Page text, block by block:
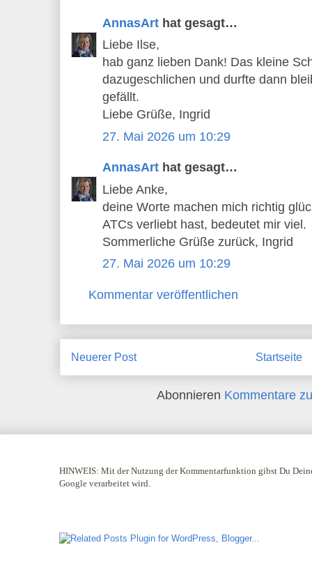
AnnasArt hat gesagt…
Liebe Ilse,
hab ganz lieben Dank! Das kleine
dazugeschlichen und durfte dann
gefällt.
Liebe Grüße, Ingrid
27. Mai 2026 um 10:29
AnnasArt hat gesagt…
Liebe Anke,
deine Worte machen mich richtig
ATCs verliebt hast, bedeutet mir viel.
Sommerliche Grüße zurück, Ingrid
27. Mai 2026 um 10:29
Kommentar veröffentlichen
Neuerer Post Startseite
Abonnieren Kommentare
HINWEIS: Mit der Nutzung der Kommentarfunktion gibst Du
Google verarbeitet wird.